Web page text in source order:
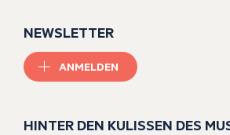
NEWSLETTER
ANMELDEN
HINTER DEN KULISSEN DES